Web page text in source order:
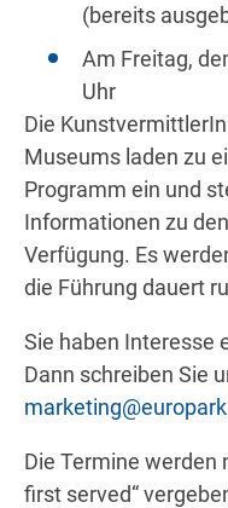
(bereits
Am Freitag,
Uhr
Die
Museums laden zu
Programm ein und
Informationen zu
Verfügung. Es
die Führung dauert
Sie haben Interesse
Dann schreiben Sie
Die Termine werden
first served“